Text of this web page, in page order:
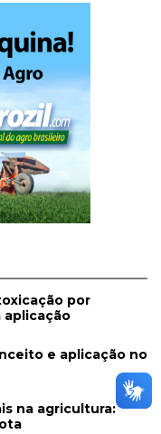
por
aplicação
e aplicação no
na agricultura: